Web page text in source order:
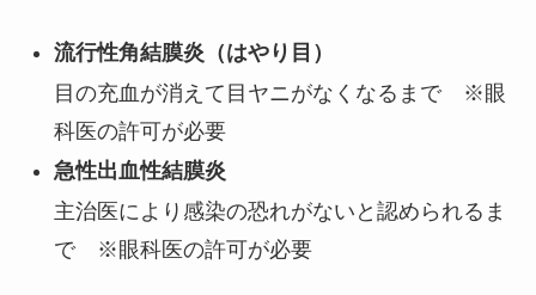
流行性角結膜炎（はやり目）
目の充血が消えて目ヤニがなくなるまで ※眼
科医の許可が必要
急性出血性結膜炎
主治医により感染の恐れがないと認められるま
で ※眼科医の許可が必要